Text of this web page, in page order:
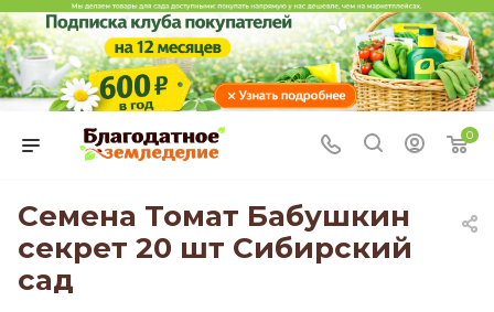
0
Семена Томат Бабушкин
секрет 20 шт Сибирский
сад